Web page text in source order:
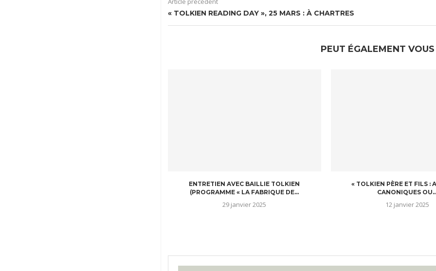
« TOLKIEN READING DAY », 25 MARS : À CHARTRES
PEUT ÉGALEMENT
ENTRETIEN AVEC BAILLIE TOLKIEN
(PROGRAMME « LA FABRIQUE DE...
29 janvier 2025
« TOLKIEN PÈRE ET FILS :
CANONIQUES
12 janvier 2025